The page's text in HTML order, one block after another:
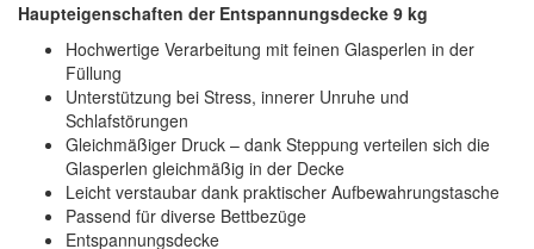
Haupteigenschaften der Entspannungsdecke 9 kg
Hochwertige Verarbeitung mit feinen Glasperlen in der
Füllung
Unterstützung bei Stress, innerer Unruhe und
Schlafstörungen
Gleichmäßiger Druck – dank Steppung verteilen sich die
Glasperlen gleichmäßig in der Decke
Leicht verstaubar dank praktischer Aufbewahrungstasche
Passend für diverse Bettbezüge
Entspannungsdecke